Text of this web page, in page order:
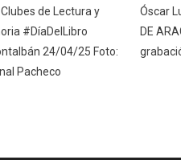
de Lectura y
#DíaDelLibro
24/04/25 Foto:
Pacheco
Óscar
DE